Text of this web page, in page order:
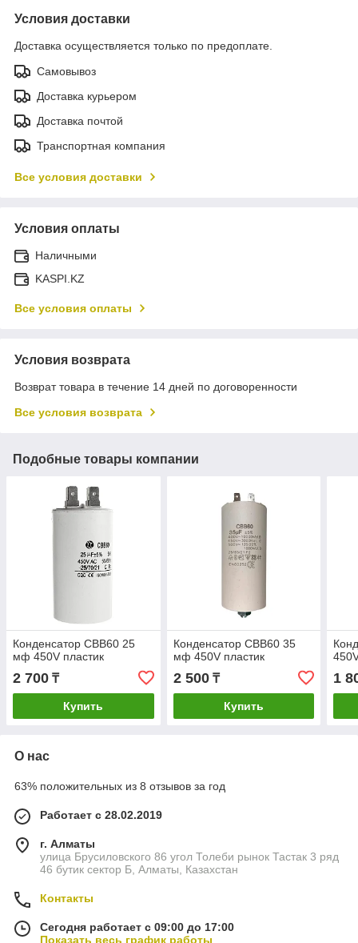
Условия доставки
Доставка осуществляется только по предоплате.
Самовывоз
Доставка курьером
Доставка почтой
Транспортная компания
Все условия доставки
Условия оплаты
Наличными
KASPI.KZ
Все условия оплаты
Условия возврата
Возврат товара в течение 14 дней по договоренности
Все условия возврата
Подобные товары компании
Конденсатор CBB60 25
мф 450V пластик
2 700 ₸
Купить
Конденсатор CBB60 35
мф 450V пластик
2 500₸
Купить
1
О нас
63% положительных из 8 отзывов за год
Работает с 28.02.2019
г. Алматы
улица Брусиловского 86 угол Толеби рынок Тастак 3 ряд
46 бутик сектор Б, Алматы, Казахстан
Контакты
Сегодня работает с 09:00 до 17:00
Показать весь график работы